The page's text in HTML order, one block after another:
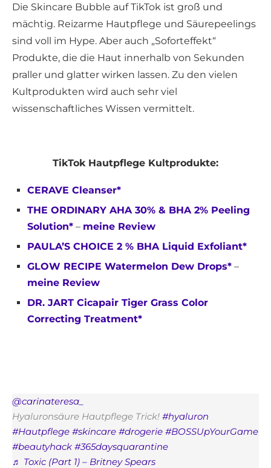
Die Skincare Bubble auf TikTok ist groß und
mächtig. Reizarme Hautpflege und Säurepeelings
sind voll im Hype. Aber auch „Soforteffekt“
Produkte, die die Haut innerhalb von Sekunden
praller und glatter wirken lassen. Zu den vielen
Kultprodukten wird auch sehr viel
wissenschaftliches Wissen vermittelt.
TikTok Hautpflege Kultprodukte:
CERAVE Cleanser*
THE ORDINARY AHA 30% & BHA 2% Peeling
Solution* – meine Review
PAULA’S CHOICE 2 % BHA Liquid Exfoliant*
GLOW RECIPE Watermelon Dew Drops* –
meine Review
DR. JART Cicapair Tiger Grass Color
Correcting Treatment*
@carinateresa_
Hyaluronsäure Hautpflege Trick! #hyaluron
#Hautpflege #skincare #drogerie #BOSSUpYourGame
#beautyhack #365daysquarantine
♬ Toxic (Part 1) – Britney Spears